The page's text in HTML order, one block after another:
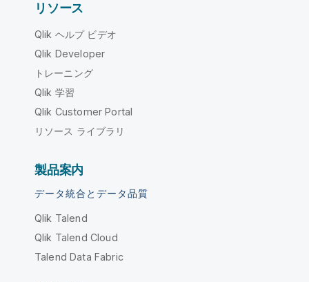
リソース
Qlik ヘルプ ビデオ
Qlik Developer
トレーニング
Qlik 学習
Qlik Customer Portal
リソース ライブラリ
製品案内
データ統合とデータ品質
Qlik Talend
Qlik Talend Cloud
Talend Data Fabric